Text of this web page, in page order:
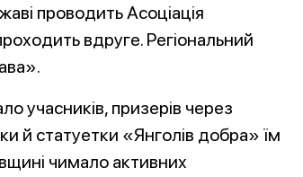
проводить Асоціація
вдруге. Регіональний
учасників, призерів через
й статуетки «Янголів добра» їм
чимало активних